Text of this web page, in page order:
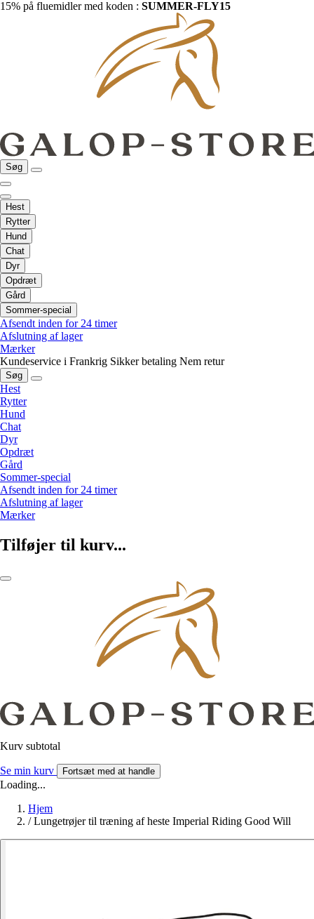
15% på fluemidler med koden : SUMMER-FLY15
Søg
Hest
Rytter
Hund
Chat
Dyr
Opdræt
Gård
Sommer-special
Afsendt inden for 24 timer
Afslutning af lager
Mærker
Kundeservice i Frankrig Sikker betaling Nem retur
Søg
Hest
Rytter
Hund
Chat
Dyr
Opdræt
Gård
Sommer-special
Afsendt inden for 24 timer
Afslutning af lager
Mærker
Tilføjer til kurv...
Kurv subtotal
Se min kurv Fortsæt med at handle
Loading...
Hjem
/ Lungetrøjer til træning af heste Imperial Riding Good Will